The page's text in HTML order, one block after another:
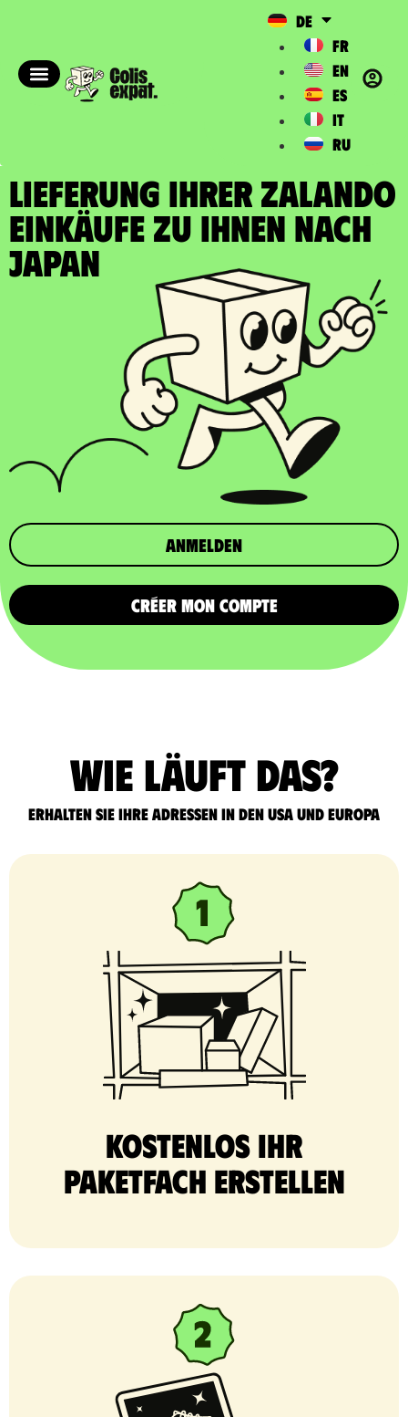
DE
FR
EN
ES
IT
RU
LIEFERUNG IHRER ZALANDO
EINKÄUFE zu Ihnen nach
Japan
Anmelden
CRÉER MON COMPTE
Wie läuft das?
Erhalten Sie Ihre Adressen in den USA und Europa
Kostenlos Ihr
Paketfach erstellen